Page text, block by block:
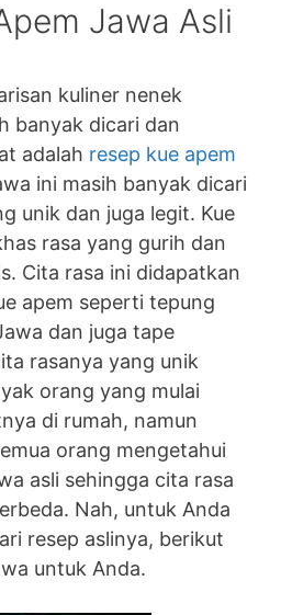
Jawa Asli
kuliner nenek
banyak dicari dan
adalah resep kue apem
ini masih banyak dicari
unik dan juga legit. Kue
rasa yang gurih dan
Cita rasa ini didapatkan
apem seperti tepung
dan juga tape
rasanya yang unik
orang yang mulai
di rumah, namun
orang mengetahui
asli sehingga cita rasa
Nah, untuk Anda
resep aslinya, berikut
untuk Anda.